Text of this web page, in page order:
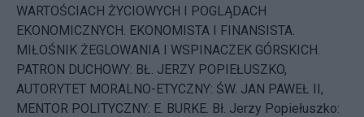
WARTOŚCIACH ŻYCIOWYCH I POGLĄDACH
EKONOMICZNYCH. EKONOMISTA I FINANSISTA.
MIŁOŚNIK ŻEGLOWANIA I WSPINACZEK GÓRSKICH.
PATRON DUCHOWY: BŁ. JERZY POPIEŁUSZKO,
AUTORYTET MORALNO-ETYCZNY: ŚW. JAN PAWEŁ II,
MENTOR POLITYCZNY: E. BURKE. Bł. Jerzy Popiełuszko: